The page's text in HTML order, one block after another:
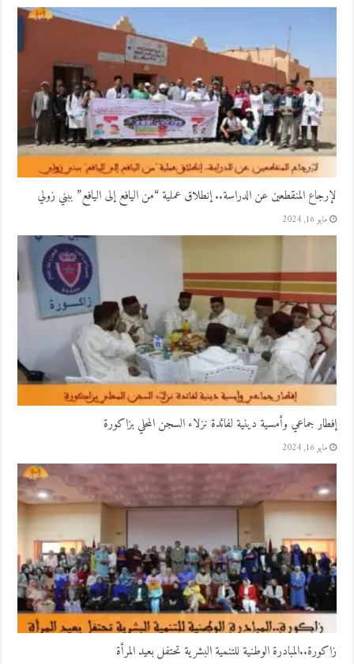
لإرجاع المنقطعين عن الدراسة.. إنطلاق عملية “من اليافع إلى اليافع” ببني زولي
مايو 16, 2024
إفطار جماعي وأمسية دينية لفائدة نزلاء السجن المحلي بزاكورة
مايو 16, 2024
زاكورة..المبادرة الوطنية للتنمية البشرية تحتفل بعيد المرأة